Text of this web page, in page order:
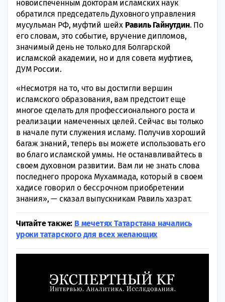
новоиспеченным докторам исламских наук
обратился председатель Духовного управления
мусульман РФ, муфтий шейх Равиль Гайнутдин. По
его словам, это событие, вручение дипломов,
значимый день не только для Болгарской
исламской академии, но и для совета муфтиев,
ДУМ России.
«Несмотря на то, что вы достигли вершин
исламского образования, вам предстоит еще
многое сделать для профессионального роста и
реализации намеченных целей. Сейчас вы только
в начале пути служения исламу. Получив хороший
багаж знаний, теперь вы можете использовать его
во благо исламской уммы. Не останавливайтесь в
своем духовном развитии. Вам ли не знать слова
последнего пророка Мухаммада, который в своем
хадисе говорил о бессрочном приобретении
знания», — сказал выпускникам Равиль хазрат.
Читайте также: В мечетях Татарстана начались
уроки татарского для всех желающих